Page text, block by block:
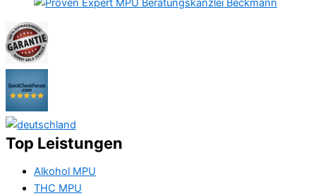
Top Leistungen
Alkohol MPU
THC MPU